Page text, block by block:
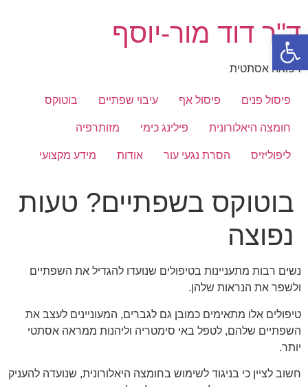
פתח סרגל נגישות
לתוכן
ד"ר דוד מור-יוסף
רפואה אסתטית
פיסול פנים פיסול אף עיבוי שפתיים בוטוקס
חומצה היאלורונית פילינג כימי מזותרפיה
ליפוליזיס הסרת נגעי עור אודות מידע מקצועי
בוטוקס בשפתיים? טעות
נפוצה
נשים רבות מתעניינות בטיפולים שנועדו להגדיל את השפתיים
ולשפר את הנראות שלהן.
טיפולים אלו מתאימים כמובן גם לגברים, המעוניינים לעצב את
השפתיים שלהם, לטפל באי סימטריה וליהנות ממראה אסתטי
יותר.
חשוב לציין כי בניגוד לשימוש בחומצה היאלורונית, שנועדה להעניק